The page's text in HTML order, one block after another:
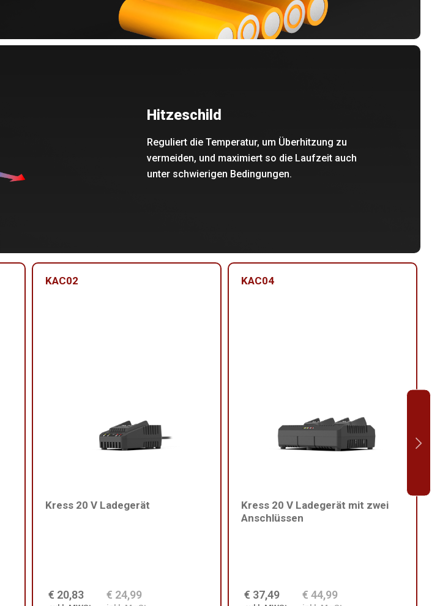
Hitzeschild
Reguliert die Temperatur, um Überhitzung zu
vermeiden, und maximiert so die Laufzeit auch
unter schwierigen Bedingungen.
KAC02
Kress 20 V Ladegerät
€ 20,83 € 24,99
KAC04
Kress 20 V Ladegerät mit zwei
Anschlüssen
€ 37,49 € 44,99